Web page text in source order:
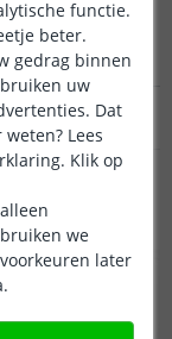
functie.
beter.
gedrag binnen
uw
Dat
weten? Lees
Klik op
we
later